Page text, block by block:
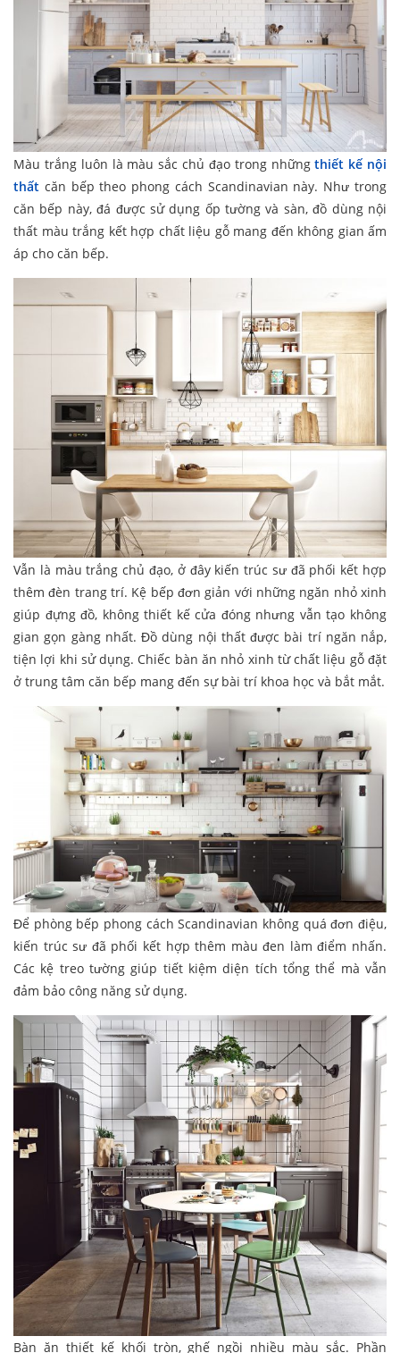
Màu trắng luôn là màu sắc chủ đạo trong nhữngthiết kế nội
thất căn bếp theo phong cách Scandinavian này. Như trong
căn bếp này, đá được sử dụng ốp tường và sàn, đồ dùng nội
thất màu trắng kết hợp chất liệu gỗ mang đến không gian ấm
áp cho căn bếp.
Vẫn là màu trắng chủ đạo, ở đây kiến trúc sư đã phối kết hợp
thêm đèn trang trí. Kệ bếp đơn giản với những ngăn nhỏ xinh
giúp đựng đồ, không thiết kế cửa đóng nhưng vẫn tạo không
gian gọn gàng nhất. Đồ dùng nội thất được bài trí ngăn nắp,
tiện lợi khi sử dụng. Chiếc bàn ăn nhỏ xinh từ chất liệu gỗ đặt
ở trung tâm căn bếp mang đến sự bài trí khoa học và bắt mắt.
Để phòng bếp phong cách Scandinavian không quá đơn điệu,
kiến trúc sư đã phối kết hợp thêm màu đen làm điểm nhấn.
Các kệ treo tường giúp tiết kiệm diện tích tổng thể mà vẫn
đảm bảo công năng sử dụng.
Bàn ăn thiết kế khối tròn, ghế ngồi nhiều màu sắc. Phần